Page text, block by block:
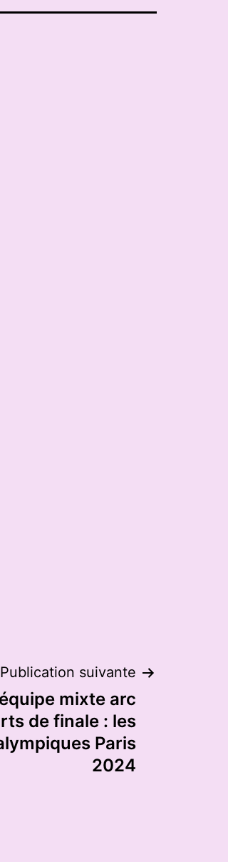
Publication suivante
mixte arc
de finale : les
Paris
2024